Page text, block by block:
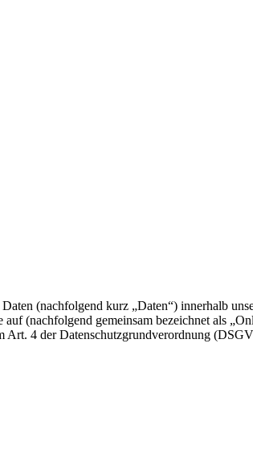
(nachfolgend kurz „Daten“) innerhalb
(nachfolgend gemeinsam bezeichnet als
Art. 4 der Datenschutzgrundverordnung